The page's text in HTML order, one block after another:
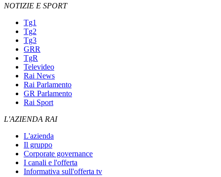
NOTIZIE E SPORT
Tg1
Tg2
Tg3
GRR
TgR
Televideo
Rai News
Rai Parlamento
GR Parlamento
Rai Sport
L'AZIENDA RAI
L'azienda
Il gruppo
Corporate governance
I canali e l'offerta
Informativa sull'offerta tv